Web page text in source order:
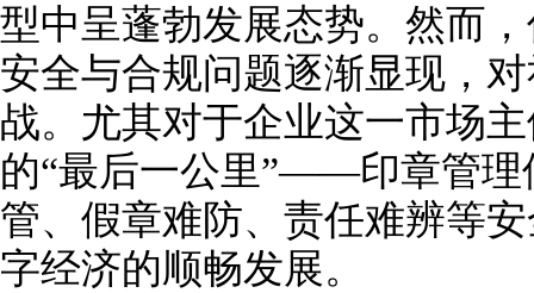
型中呈蓬勃发展态势。然而
安全与合规问题逐渐显现，
战。尤其对于企业这一市场
的“最后一公里”——印章管理
管、假章难防、责任难辨等
字经济的顺畅发展。